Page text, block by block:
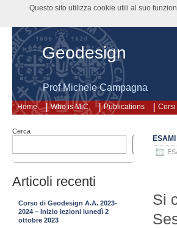
Geodesign
Prof Michele Campagna
Home Who is MiC. Publications Corsi
Si
Cerca
Cerca
Articoli recenti
Corso di Geodesign A.A. 2023-
2024 – Inizio lezioni lunedì 2
ottobre 2023
Questo sito utilizza cookie utili al suo